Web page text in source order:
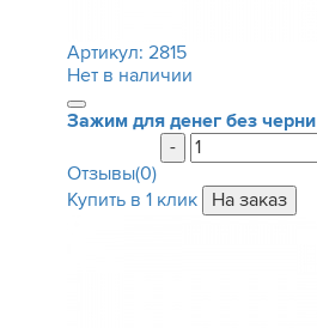
Артикул: 2815
Нет в наличии
Зажим для денег без черни
-
Отзывы(0)
Купить в 1 клик